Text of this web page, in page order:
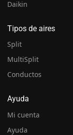
Daikin
Tipos de aires
Split
MultiSplit
Conductos
Ayuda
Mi cuenta
Ayuda